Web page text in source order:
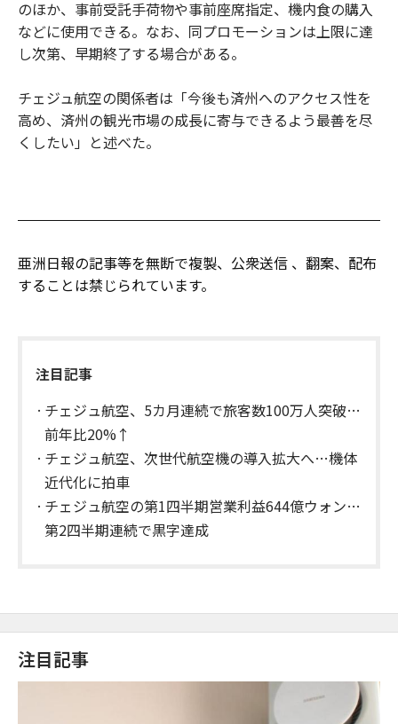
のほか、事前受託手荷物や事前座席指定、機内食の購入
などに使用できる。なお、同プロモーションは上限に達
し次第、早期終了する場合がある。
チェジュ航空の関係者は「今後も済州へのアクセス性を
高め、済州の観光市場の成長に寄与できるよう最善を尽
くしたい」と述べた。
亜洲日報の記事等を無断で複製、公衆送信 、翻案、配布
することは禁じられています。
注目記事
チェジュ航空、5カ月連続で旅客数100万人突破…
前年比20%↑
チェジュ航空、次世代航空機の導入拡大へ…機体
近代化に拍車
チェジュ航空の第1四半期営業利益644億ウォン…
第2四半期連続で黒字達成
注目記事